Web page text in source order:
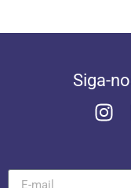
Siga-